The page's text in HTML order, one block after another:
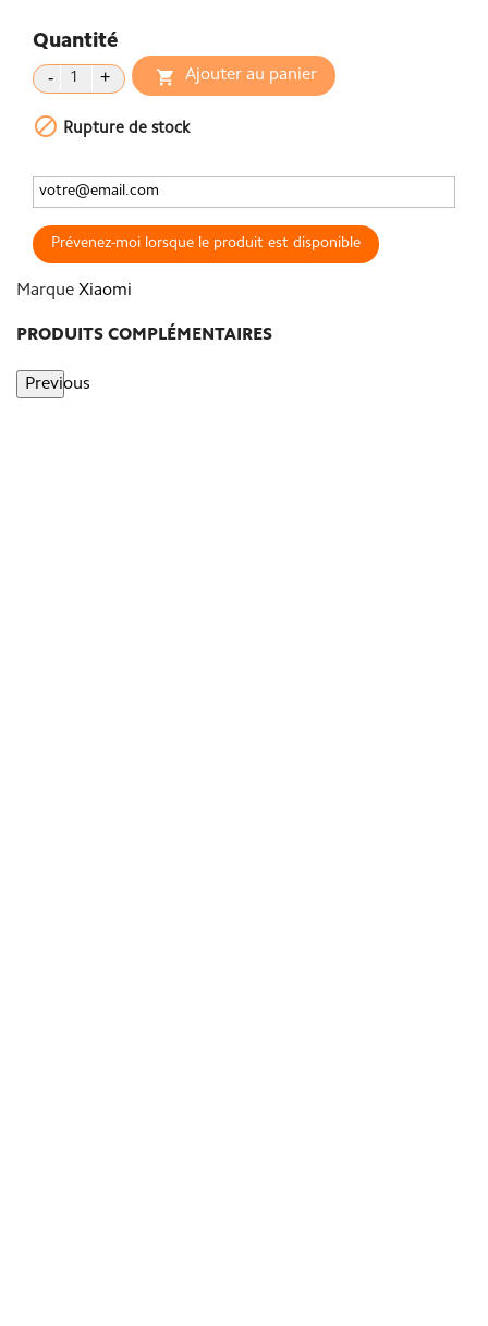
Quantité
 Ajouter au panier
 Rupture de stock
Prévenez-moi lorsque le produit est disponible
Marque Xiaomi
PRODUITS COMPLÉMENTAIRES
Previous